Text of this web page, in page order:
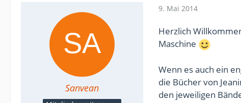
Sanvean
9. Mai 2014
Herzlich
Maschine
Wenn es auch ein
die Bücher von
den jeweiligen